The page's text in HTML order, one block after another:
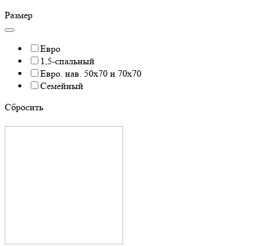
Размер
Евро
1,5-спальный
Евро. нав. 50х70 и 70х70
Семейный
Cбросить